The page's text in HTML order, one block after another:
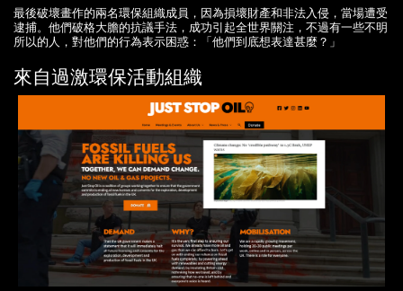
最後破壞畫作的兩名環保組織成員，因為損壞財產和非法入侵，當場遭受
逮捕。他們破格大膽的抗議手法，成功引起全世界關注，不過有一些不明
所以的人，對他們的行為表示困惑：「他們到底想表達甚麼？」
來自過激環保活動組織